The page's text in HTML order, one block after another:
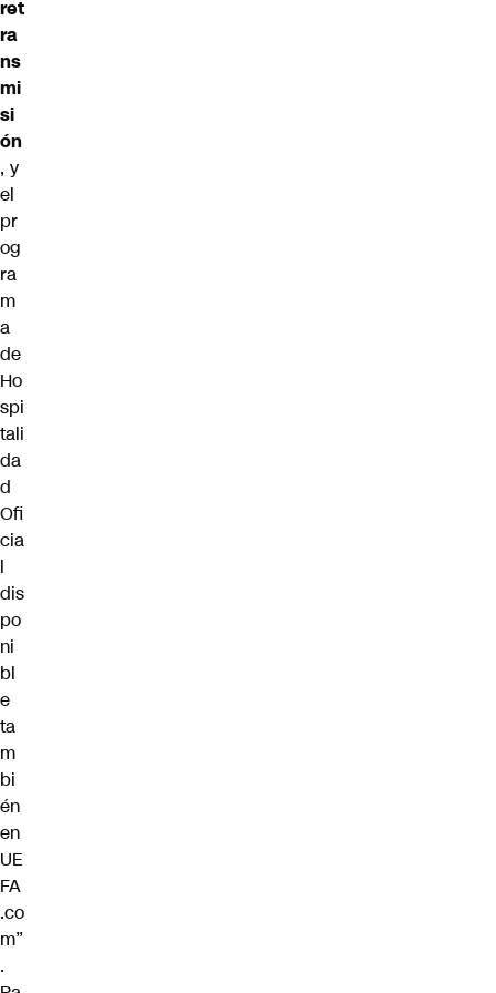
ret
ra
ns
mi
si
ón
, y
el
pr
og
ra
m
a
de
Ho
spi
tali
da
d
Ofi
cia
l
dis
po
ni
bl
e
ta
m
bi
én
en
UE
FA
.co
m”
.